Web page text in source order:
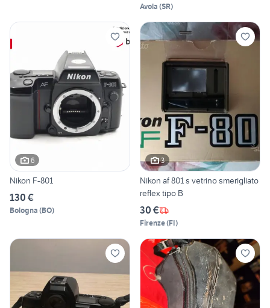
Avola (SR)
6
Nikon F-801
130 €
Bologna (BO)
3
Nikon af 801 s vetrino smerigliato
reflex tipo B
30 €
Firenze(FI)